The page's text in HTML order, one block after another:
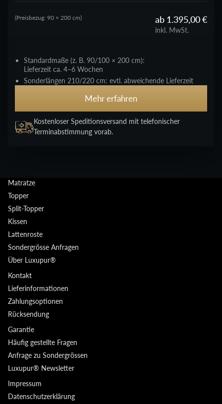
(Preisbezug: 90 × 200 cm) ab 1.395,00 €
inkl. MwSt.
Standardmaße (z. B. 90/100 × 200 cm):
Lieferzeit ca. 4–6 Wochen
Sonderlängen 210/220 cm: evtl. abweichende Lieferzeit
Mehr erfahren
Kostenloser Speditionsversand mit telefonischer
Terminabstimmung vorab.
Matratze
Topper
Split-Topper
Kissen
Lattenroste
Sondergrösse Anfragen
Über Luxupur®
Kontakt
Lieferinformationen
Zahlungsoptionen
Rücksendung
Garantie
Häufig gestellte Fragen
Anfrage zu Sondergrössen
Luxupur® Newsletter
Impressum
Datenschutzerklärung